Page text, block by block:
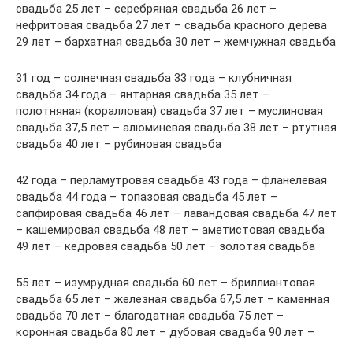
свадьба 25 лет – серебряная свадьба 26 лет –
нефритовая свадьба 27 лет – свадьба красного дерева
29 лет – бархатная свадьба 30 лет – жемчужная свадьба
31 год – солнечная свадьба 33 года – клубничная
свадьба 34 года – янтарная свадьба 35 лет –
полотняная (коралловая) свадьба 37 лет – муслиновая
свадьба 37,5 лет – алюминевая свадьба 38 лет – ртутная
свадьба 40 лет – рубиновая свадьба
42 года – перламутровая свадьба 43 года – фланелевая
свадьба 44 года – топазовая свадьба 45 лет –
сапфировая свадьба 46 лет – лавандовая свадьба 47 лет
– кашемировая свадьба 48 лет – аметистовая свадьба
49 лет – кедровая свадьба 50 лет – золотая свадьба
55 лет – изумрудная свадьба 60 лет – бриллиантовая
свадьба 65 лет – железная свадьба 67,5 лет – каменная
свадьба 70 лет – благодатная свадьба 75 лет –
коронная свадьба 80 лет – дубовая свадьба 90 лет –